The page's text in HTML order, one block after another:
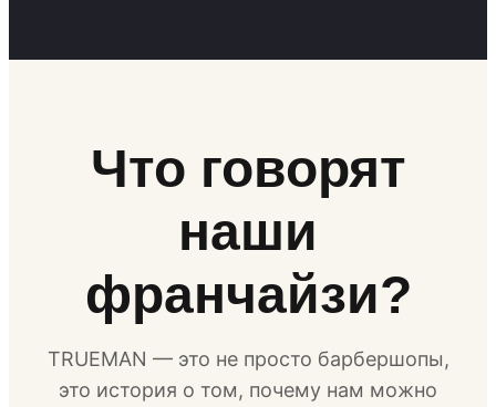
Что говорят
наши
франчайзи?
TRUEMAN — это не просто барбершопы,
это история о том, почему нам можно